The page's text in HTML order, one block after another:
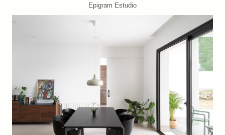
Epigram Estudio